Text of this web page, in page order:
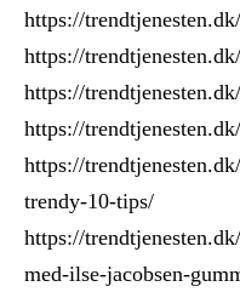
https://
https://
https://
https://
https://
trendy-10-tips/
https://
med-ilse-jacobsen-